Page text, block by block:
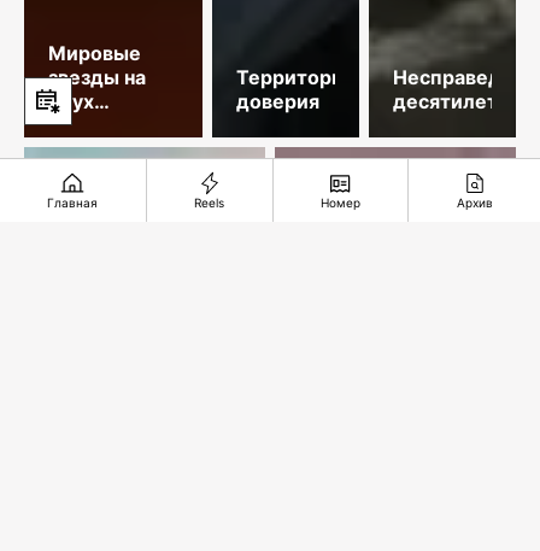
Мировые
звезды на
двух
площадках
столицы
Территория
доверия
десятилетий
Главная Reels Номер Архив